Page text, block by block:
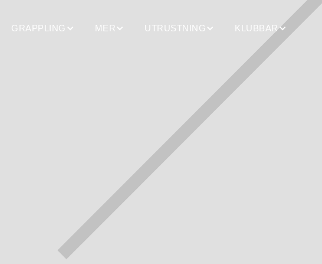
GRAPPLING MER UTRUSTNING KLUBBAR